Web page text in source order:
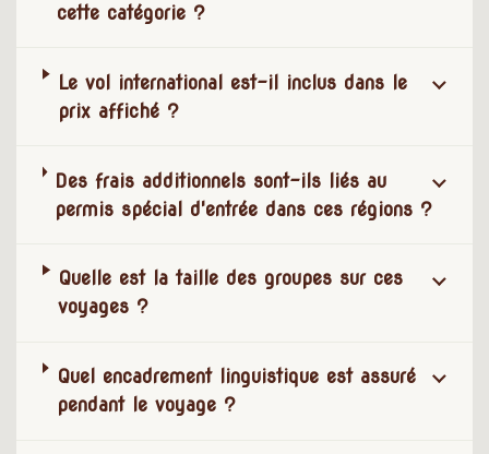
cette catégorie ?
Le vol international est-il inclus dans le
prix affiché ?
Des frais additionnels sont-ils liés au
permis spécial d'entrée dans ces régions ?
Quelle est la taille des groupes sur ces
voyages ?
Quel encadrement linguistique est assuré
pendant le voyage ?